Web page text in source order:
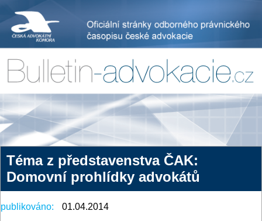
Téma z představenstva ČAK:
Domovní prohlídky advokátů
publikováno:
01.04.2014